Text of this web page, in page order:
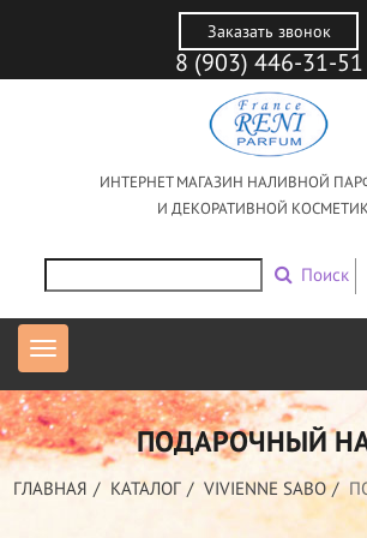
Заказать звонок
8 (903) 446-31-51
ИНТЕРНЕТ МАГАЗИН НАЛИВНОЙ
И ДЕКОРАТИВНОЙ
Поиск
ПОДАРОЧНЫЙ
ГЛАВНАЯ КАТАЛОГ VIVIENNE SABO